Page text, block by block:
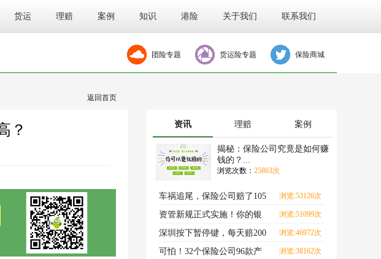
货运 理赔 案例 知识 港险 关于我们 联系我们
团险专题 货运险专题 保险商城
返回首页
？ 资讯 理赔 案例
揭秘：保险公司究竟是如何赚
钱的？...
浏览次数： 25863次
车祸追尾，保险公司赔了105
万？
浏览:53126次
资管新规正式实施！你的银
行理财，要亏了？
浏览:51099次
深圳按下暂停键，每天赔200
元的隔离险，还能买吗
浏览:46972次
可怕！32个保险公司96款产
浏览:38162次